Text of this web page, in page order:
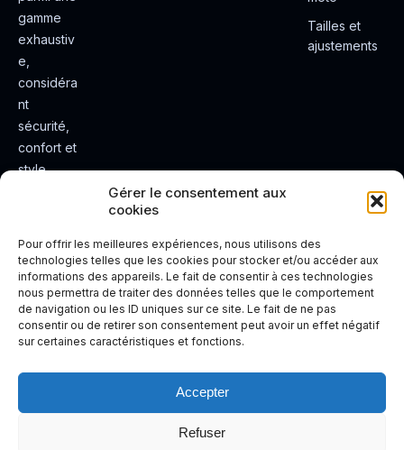
Gérer le consentement aux
cookies
Pour offrir les meilleures expériences, nous utilisons des
technologies telles que les cookies pour stocker et/ou accéder aux
informations des appareils. Le fait de consentir à ces technologies
nous permettra de traiter des données telles que le comportement
de navigation ou les ID uniques sur ce site. Le fait de ne pas
consentir ou de retirer son consentement peut avoir un effet négatif
sur certaines caractéristiques et fonctions.
Accepter
Refuser
gamme
exhaustiv
e,
considéra
nt
sécurité,
confort et
style.
e de
conduite
plus sûre
et plus
agréable.
Tailles et
ajustements